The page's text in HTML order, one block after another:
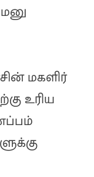
மகளிர்
உரிய